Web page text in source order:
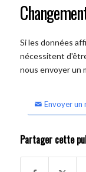
Si les données
nécessitent
nous envoyer un
Envoyer un
Partager cette